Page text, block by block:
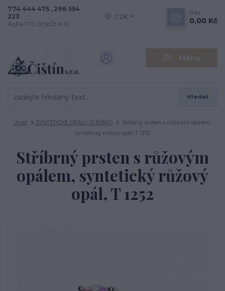
Menu
CZK
Hledat
774 444 475 , 296 554
223
Po,Pá 7-13 Út,St,Čt 9-15
0 ks
0,00 Kč
Úvod SYNTETICKÉ OPÁLY STŘÍBRO
Stříbrný prsten s růžovým opálem,
syntetický růžový opál, T 1252
Stříbrný prsten s růžovým
opálem, syntetický růžový
opál, T 1252